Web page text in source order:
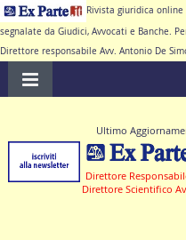
Rivista giuridica
segnalate da Giudici, Avvocati e Banche.
Direttore responsabile Avv. Antonio De
Ultimo
Direttore
Direttore Scientifico